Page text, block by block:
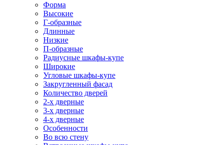
Форма
Высокие
Г-образные
Длинные
Низкие
П-образные
Радиусные шкафы-купе
Широкие
Угловые шкафы-купе
Закругленный фасад
Количество дверей
2-х дверные
3-х дверные
4-х дверные
Особенности
Во всю стену